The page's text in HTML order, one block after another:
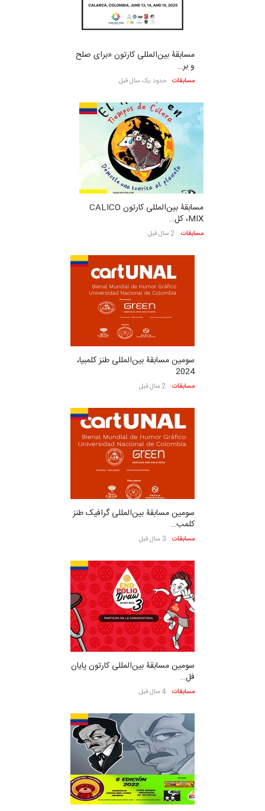
مسابقۀ بین‌المللی کارتون «برای صلح
و بر…
مسابقات حدود یک سال قبل
مسابقۀ بین‌المللی کارتون CALICO
MIX، کل…
مسابقات 2 سال قبل
سومین مسابقۀ بین‌المللی طنز کلمبیا،
2024
مسابقات 2 سال قبل
سومین مسابقۀ بین‌المللی گرافیک طنز
کلمب…
مسابقات 3 سال قبل
سومین مسابقۀ بین‌المللی کارتون پایان
فل…
مسابقات 4 سال قبل